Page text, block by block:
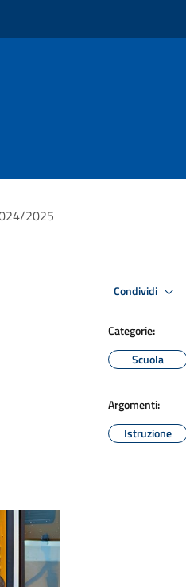
2025
Condividi
Categorie:
Scuola
Argomenti:
Istruzione